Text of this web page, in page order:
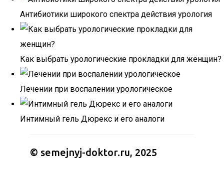
Антибиотики широкого спектра действия урология
Как выбрать урологические прокладки для женщин?
Лечении при воспалении урологическое
Интимный гель Дюрекс и его аналоги
© semejnyj-doktor.ru, 2025